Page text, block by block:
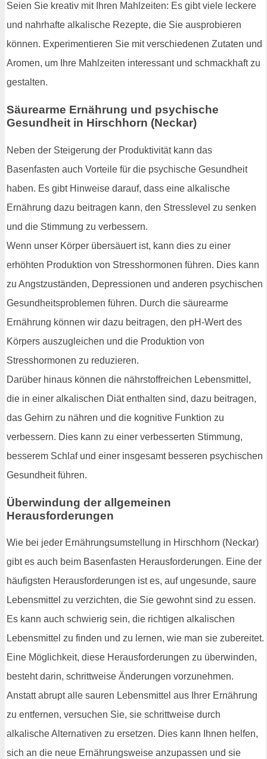
Seien Sie kreativ mit Ihren Mahlzeiten: Es gibt viele leckere
und nahrhafte alkalische Rezepte, die Sie ausprobieren
können. Experimentieren Sie mit verschiedenen Zutaten und
Aromen, um Ihre Mahlzeiten interessant und schmackhaft zu
gestalten.
Säurearme Ernährung und psychische
Gesundheit in Hirschhorn (Neckar)
Neben der Steigerung der Produktivität kann das
Basenfasten auch Vorteile für die psychische Gesundheit
haben. Es gibt Hinweise darauf, dass eine alkalische
Ernährung dazu beitragen kann, den Stresslevel zu senken
und die Stimmung zu verbessern.
Wenn unser Körper übersäuert ist, kann dies zu einer
erhöhten Produktion von Stresshormonen führen. Dies kann
zu Angstzuständen, Depressionen und anderen psychischen
Gesundheitsproblemen führen. Durch die säurearme
Ernährung können wir dazu beitragen, den pH-Wert des
Körpers auszugleichen und die Produktion von
Stresshormonen zu reduzieren.
Darüber hinaus können die nährstoffreichen Lebensmittel,
die in einer alkalischen Diät enthalten sind, dazu beitragen,
das Gehirn zu nähren und die kognitive Funktion zu
verbessern. Dies kann zu einer verbesserten Stimmung,
besserem Schlaf und einer insgesamt besseren psychischen
Gesundheit führen.
Überwindung der allgemeinen
Herausforderungen
Wie bei jeder Ernährungsumstellung in Hirschhorn (Neckar)
gibt es auch beim Basenfasten Herausforderungen. Eine der
häufigsten Herausforderungen ist es, auf ungesunde, saure
Lebensmittel zu verzichten, die Sie gewohnt sind zu essen.
Es kann auch schwierig sein, die richtigen alkalischen
Lebensmittel zu finden und zu lernen, wie man sie zubereitet.
Eine Möglichkeit, diese Herausforderungen zu überwinden,
besteht darin, schrittweise Änderungen vorzunehmen.
Anstatt abrupt alle sauren Lebensmittel aus Ihrer Ernährung
zu entfernen, versuchen Sie, sie schrittweise durch
alkalische Alternativen zu ersetzen. Dies kann Ihnen helfen,
sich an die neue Ernährungsweise anzupassen und sie